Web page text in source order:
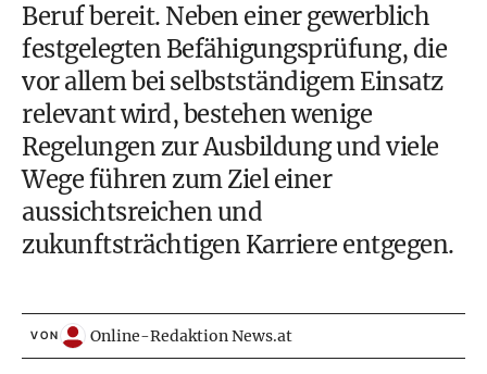
Beruf bereit. Neben einer gewerblich
festgelegten Befähigungsprüfung, die
vor allem bei selbstständigem Einsatz
relevant wird, bestehen wenige
Regelungen zur Ausbildung und viele
Wege führen zum Ziel einer
aussichtsreichen und
zukunftsträchtigen Karriere entgegen.
VON Online-Redaktion News.at